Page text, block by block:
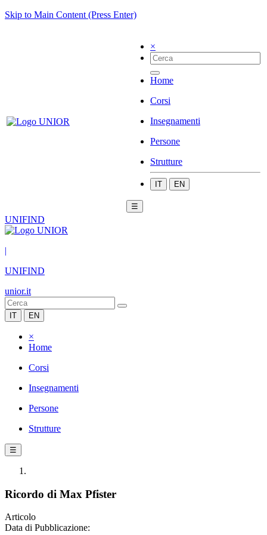
Skip to Main Content (Press Enter)
×
Home
Corsi
Insegnamenti
Persone
Strutture
IT EN
☰
UNIFIND
|
UNIFIND
unior.it
IT EN
×
Home
Corsi
Insegnamenti
Persone
Strutture
☰
Ricordo di Max Pfister
Articolo
Data di Pubblicazione: